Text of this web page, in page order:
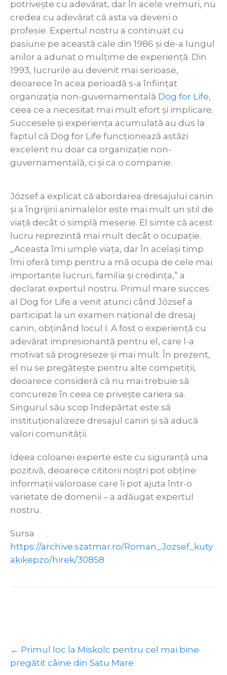
potrivește cu adevărat, dar în acele vremuri, nu
credea cu adevărat că asta va deveni o
profesie. Expertul nostru a continuat cu
pasiune pe această cale din 1986 și de-a lungul
anilor a adunat o mulțime de experiență. Din
1993, lucrurile au devenit mai serioase,
deoarece în acea perioadă s-a înființat
organizația non-guvernamentală Dog for Life,
ceea ce a necesitat mai mult efort și implicare.
Succesele și experiența acumulată au dus la
faptul că Dog for Life funcționează astăzi
excelent nu doar ca organizație non-
guvernamentală, ci și ca o companie.
József a explicat că abordarea dresajului canin
și a îngrijirii animalelor este mai mult un stil de
viață decât o simplă meserie. El simte că acest
lucru reprezintă mai mult decât o ocupație.
„Aceasta îmi umple viața, dar în același timp
îmi oferă timp pentru a mă ocupa de cele mai
importante lucruri, familia și credința,” a
declarat expertul nostru. Primul mare succes
al Dog for Life a venit atunci când József a
participat la un examen național de dresaj
canin, obținând locul I. A fost o experiență cu
adevărat impresionantă pentru el, care l-a
motivat să progreseze și mai mult. În prezent,
el nu se pregătește pentru alte competiții,
deoarece consideră că nu mai trebuie să
concureze în ceea ce privește cariera sa.
Singurul său scop îndepărtat este să
instituționalizeze dresajul canin și să aducă
valori comunității.
Ideea coloanei experte este cu siguranță una
pozitivă, deoarece cititorii noștri pot obține
informații valoroase care îi pot ajuta într-o
varietate de domenii – a adăugat expertul
nostru.
Sursa
https://archive.szatmar.ro/Roman_Jozsef_kuty
akikepzo/hirek/30858
Post
navigation
← Primul loc la Miskolc pentru cel mai bine
pregătit câine din Satu Mare